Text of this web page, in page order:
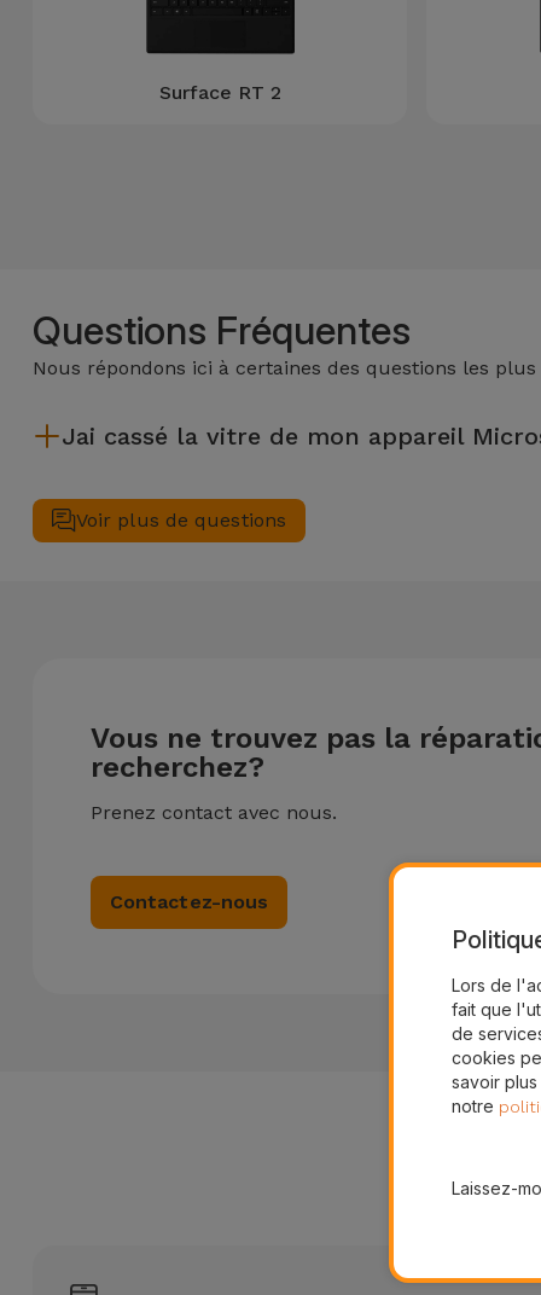
iPad et
Tablette
Kids
Voir
tout
Surface RT 2
Questions Fréquentes
Nous répondons ici à certaines des questions les
Jai cassé la vitre de mon appareil
Voir plus de questions
Vous ne trouvez pas la
recherchez?
Prenez contact avec nous.
Contactez-nous
Pourquoi
Nous
Lors de
fait que
de
cookies
savoir
notre
Laissez-